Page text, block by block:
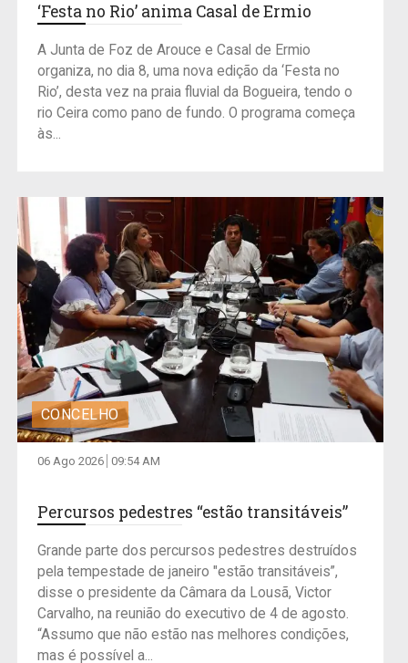
‘Festa no Rio’ anima Casal de Ermio
A Junta de Foz de Arouce e Casal de Ermio
organiza, no dia 8, uma nova edição da ‘Festa no
Rio’, desta vez na praia fluvial da Bogueira, tendo o
rio Ceira como pano de fundo. O programa começa
às...
CONCELHO
06 Ago 2026 09:54 AM
Percursos pedestres “estão transitáveis”
Grande parte dos percursos pedestres destruídos
pela tempestade de janeiro "estão transitáveis”,
disse o presidente da Câmara da Lousã, Victor
Carvalho, na reunião do executivo de 4 de agosto.
“Assumo que não estão nas melhores condições,
mas é possível a...